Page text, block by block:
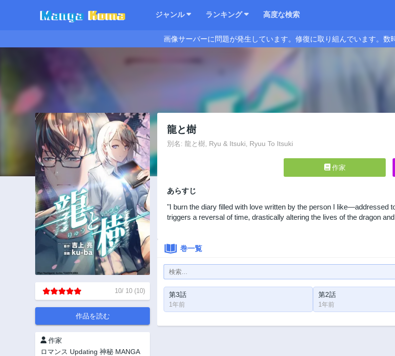
ジャンル ランキング 高度な検索
画像サーバーに問題が発生しています。修復に取り組んでいます。数
10/ 10 (10)
作品を読む
作家
ロマンス Updating 神秘 MANGA
龍と樹
別名: 龍と樹, Ryu & Itsuki, Ryuu To Itsuki
作家
あらすじ
"I burn the diary filled with love written by the person I like—addressed
triggers a reversal of time, drastically altering the lives of the dragon
巻一覧
第3話
1年前
第2話
1年前